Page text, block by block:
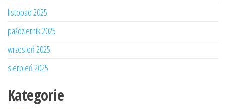
listopad 2025
październik 2025
wrzesień 2025
sierpień 2025
Kategorie